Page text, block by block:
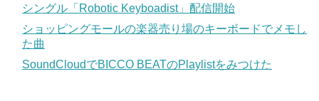
シングル「Robotic Keyboadist」配信開始
ショッピングモールの楽器売り場のキーボードでメモし
た曲
SoundCloudでBICCO BEATのPlaylistをみつけた